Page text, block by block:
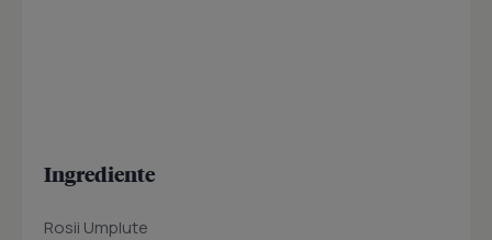
Ingrediente
Rosii Umplute